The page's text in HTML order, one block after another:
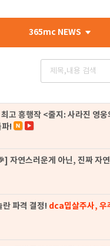
365mc NEWS
고 흥행작 <줄지: 사라진 영
!
자연스러운게 아닌, 진짜 자
란 파격 결정! dca밉살주사, 우